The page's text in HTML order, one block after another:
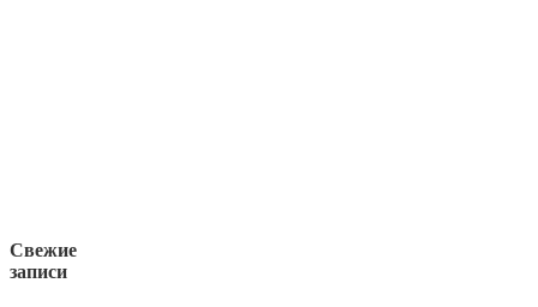
Свежие
записи